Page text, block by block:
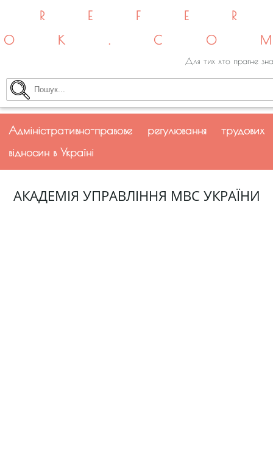
Для тих хто прагне
Адміністративно-правове регулювання трудових
відносин в Україні
АКАДЕМІЯ УПРАВЛІННЯ МВС УКРАЇНИ